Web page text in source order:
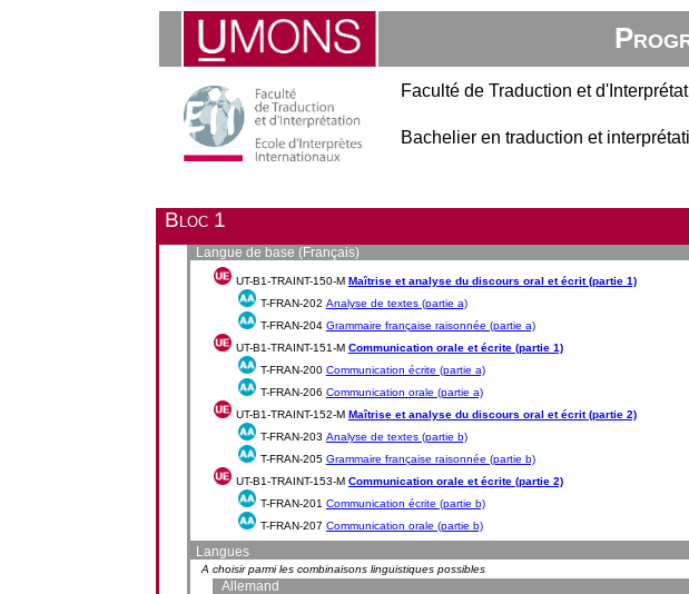
Faculté de Traduction et
Bachelier en traduction et
Bloc 1
Langue de base (Français)
UT-B1-TRAINT-150-M Maîtrise et analyse du discours oral et écrit (partie 1)
T-FRAN-202 Analyse de textes (partie a)
T-FRAN-204 Grammaire française raisonnée (partie a)
UT-B1-TRAINT-151-M Communication orale et écrite (partie 1)
T-FRAN-200 Communication écrite (partie a)
T-FRAN-206 Communication orale (partie a)
UT-B1-TRAINT-152-M Maîtrise et analyse du discours oral et écrit (partie 2)
T-FRAN-203 Analyse de textes (partie b)
T-FRAN-205 Grammaire française raisonnée (partie b)
UT-B1-TRAINT-153-M Communication orale et écrite (partie 2)
T-FRAN-201 Communication écrite (partie b)
T-FRAN-207 Communication orale (partie b)
Langues
A choisir parmi les combinaisons linguistiques possibles
Allemand